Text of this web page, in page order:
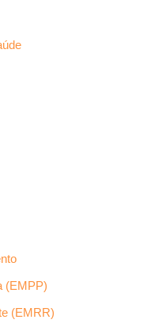
(EMPP)
(EMRR)